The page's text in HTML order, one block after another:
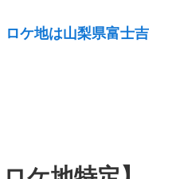
ロケ地は山梨県富士吉